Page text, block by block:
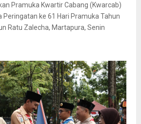
Pramuka Kwartir Cabang (Kwarcab)
Peringatan ke 61 Hari Pramuka Tahun
Ratu Zalecha, Martapura, Senin